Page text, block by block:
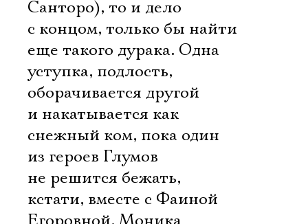
Санторо), то и дело
с концом, только бы найти
еще такого дурака. Одна
уступка, подлость,
оборачивается другой
и накатывается как
снежный ком, пока один
из героев Глумов
не решится бежать,
кстати, вместе с Фаиной